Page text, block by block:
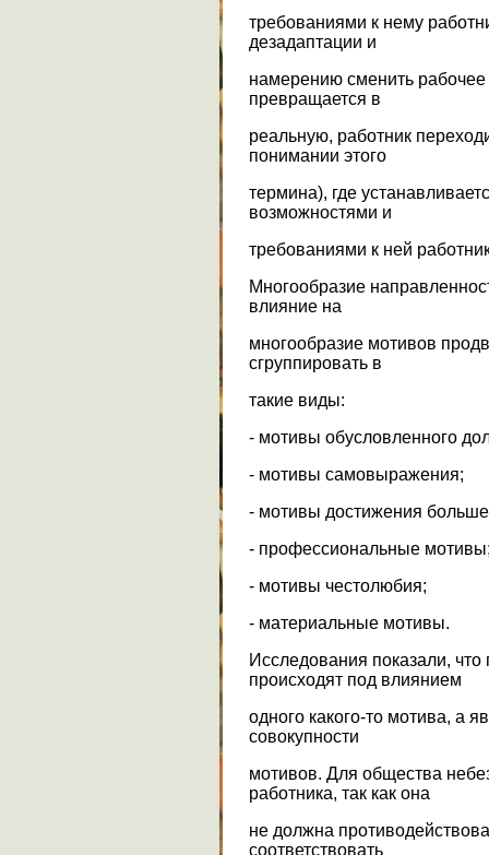
требованиями к нему
дезадаптации и
намерению сменить
превращается в
реальную, работник
понимании этого
термина), где
возможностями и
требованиями к ней
Многообразие
влияние на
многообразие мотивов
сгруппировать в
такие виды:
- мотивы обусловленного
- мотивы самовыражения;
- мотивы достижения
- профессиональные
- мотивы честолюбия;
- материальные мотивы.
Исследования показали,
происходят под влиянием
одного какого-то мотива, а
совокупности
мотивов. Для общества
работника, так как она
не должна
соответствовать